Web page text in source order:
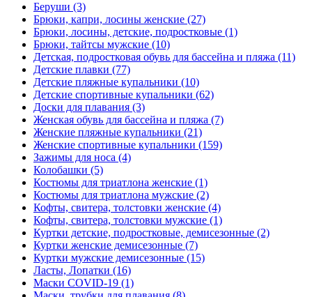
Беруши (3)
Брюки, капри, лосины женские (27)
Брюки, лосины, детские, подростковые (1)
Брюки, тайтсы мужские (10)
Детская, подростковая обувь для бассейна и пляжа (11)
Детские плавки (77)
Детские пляжные купальники (10)
Детские спортивные купальники (62)
Доски для плавания (3)
Женская обувь для бассейна и пляжа (7)
Женские пляжные купальники (21)
Женские спортивные купальники (159)
Зажимы для носа (4)
Колобашки (5)
Костюмы для триатлона женские (1)
Костюмы для триатлона мужские (2)
Кофты, свитера, толстовки женские (4)
Кофты, свитера, толстовки мужские (1)
Куртки детские, подростковые, демисезонные (2)
Куртки женские демисезонные (7)
Куртки мужские демисезонные (15)
Ласты, Лопатки (16)
Маски COVID-19 (1)